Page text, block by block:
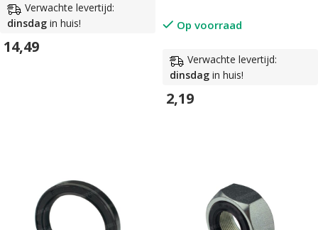
Verwachte levertijd:
dinsdag in huis!
14,49
Op voorraad
Verwachte levertijd:
dinsdag in huis!
2,19